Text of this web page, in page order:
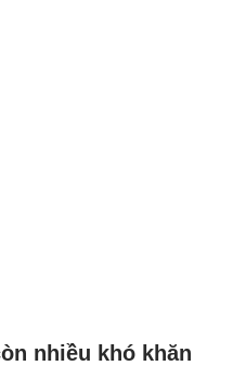
nhiều khó khăn